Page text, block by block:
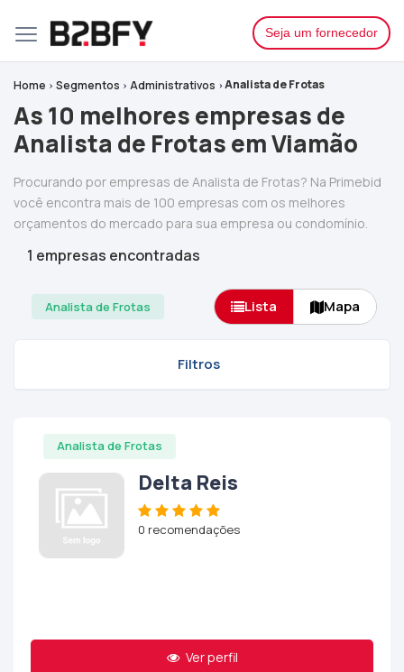
Seja um fornecedor
Home Segmentos Administrativos Analista de Frotas
As 10 melhores empresas de
Analista de Frotas em Viamão
Procurando por empresas de Analista de Frotas? Na Primebid
você encontra mais de 100 empresas com os melhores
orçamentos do mercado para sua empresa ou condomínio.
1 empresas encontradas
Analista de Frotas Lista Mapa
Filtros
Analista de Frotas
Delta Reis
0 recomendações
Ver perfil